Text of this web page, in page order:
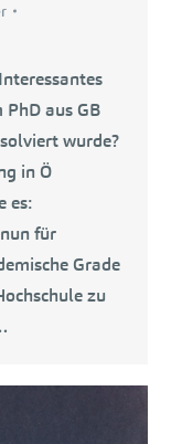
aus GB
wurde?
in Ö
es:
für
Grade
zu